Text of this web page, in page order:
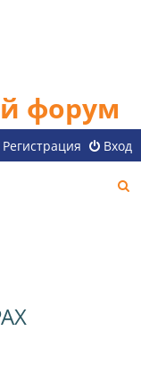
форум
Вход
Регистрация